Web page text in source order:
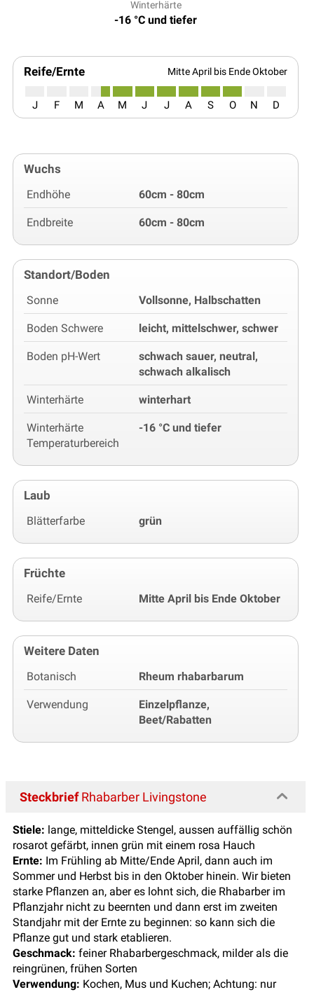
Winterhärte
-16 °C und tiefer
Reife/Ernte Mitte April bis Ende Oktober
J F M A M J J A S O N D
Wuchs
Endhöhe 60cm - 80cm
Endbreite 60cm - 80cm
Standort/Boden
Sonne Vollsonne, Halbschatten
Boden Schwere leicht, mittelschwer, schwer
Boden pH-Wert
schwach sauer, neutral,
schwach alkalisch
Winterhärte winterhart
Winterhärte
Temperaturbereich
-16 °C und tiefer
Laub
Blätterfarbe grün
Früchte
Reife/Ernte Mitte April bis Ende Oktober
Weitere Daten
Botanisch Rheum rhabarbarum
Verwendung
Einzelpflanze,
Beet/Rabatten
SteckbriefRhabarber Livingstone
Stiele: lange, mitteldicke Stengel, aussen auffällig schön
rosarot gefärbt, innen grün mit einem rosa Hauch
Ernte: Im Frühling ab Mitte/Ende April, dann auch im
Sommer und Herbst bis in den Oktober hinein. Wir bieten
starke Pflanzen an, aber es lohnt sich, die Rhabarber im
Pflanzjahr nicht zu beernten und dann erst im zweiten
Standjahr mit der Ernte zu beginnen: so kann sich die
Pflanze gut und stark etablieren.
Geschmack: feiner Rhabarbergeschmack, milder als die
reingrünen, frühen Sorten
Verwendung: Kochen, Mus und Kuchen; Achtung: nur